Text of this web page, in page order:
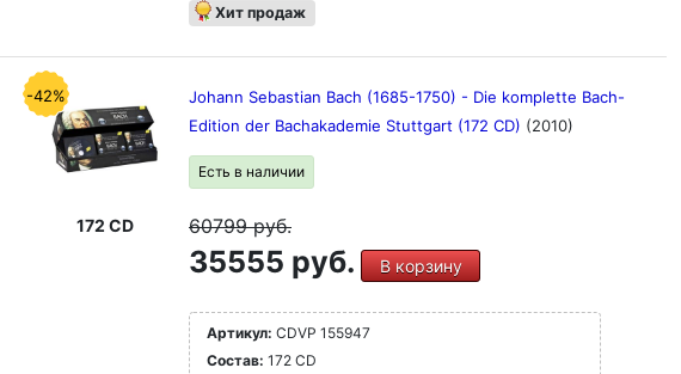
Хит продаж
-42%
172 CD
Johann Sebastian Bach (1685-1750) - Die komplette Bach-
Edition der Bachakademie Stuttgart (172 CD) (2010)
Есть в наличии
60799руб.
35555 руб. В корзину
Артикул: CDVP 155947
Состав: 172 CD